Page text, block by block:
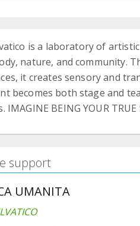
is a laboratory of
nature, and community.
it creates sensory and
becomes both stage and
BEING YOUR TRUE
support
UMANITA